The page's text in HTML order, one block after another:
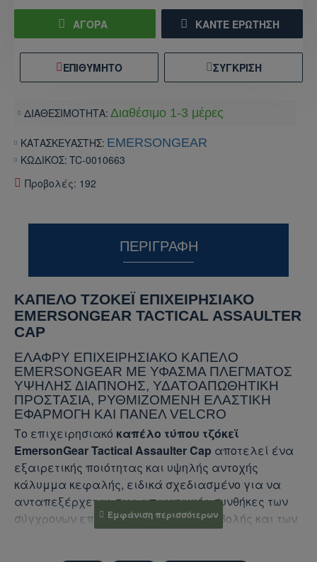
ΔΙΑΘΕΣΙΜΟΤΗΤΑ: Διαθέσιμο 1-3 μέρες
ΚΑΤΑΣΚΕΥΑΣΤΗΣ: EMERSONGEAR
ΚΩΔΙΚΟΣ: TC-0010663
Προβολές: 192
ΑΓΟΡΑ ΚΆΝΤΕ ΕΡΏΤΗΣΗ
ΕΠΙΘΥΜΗΤΌ ΣΎΓΚΡΙΣΗ
ΠΕΡΙΓΡΑΦΉ
ΚΑΠΈΛΟ ΤΖΌΚΕΪ ΕΠΙΧΕΙΡΗΣΙΑΚΌ
EMERSONGEAR TACTICAL ASSAULTER
CAP
ΕΛΑΦΡΎ ΕΠΙΧΕΙΡΗΣΙΑΚΌ ΚΑΠΈΛΟ
EMERSONGEAR ΜΕ ΎΦΑΣΜΑ ΠΛΈΓΜΑΤΟΣ
ΥΨΗΛΉΣ ΔΙΑΠΝΟΉΣ, ΥΔΑΤΟΑΠΩΘΗΤΙΚΉ
ΠΡΟΣΤΑΣΊΑ, ΡΥΘΜΙΖΌΜΕΝΗ ΕΛΑΣΤΙΚΉ
ΕΦΑΡΜΟΓΉ ΚΑΙ ΠΆΝΕΛ VELCRO
Το επιχειρησιακό καπέλο τύπου τζόκεϊ
EmersonGear Tactical Assaulter Cap αποτελεί ένα
εξαιρετικής ποιότητας και υψηλής αντοχής
κάλυμμα κεφαλής, ειδικά σχεδιασμένο για να
ανταπεξέρχεται στις απαιτητικές συνθήκες των
σύγχρονων επιχειρήσεων, της σκοποβολής και των